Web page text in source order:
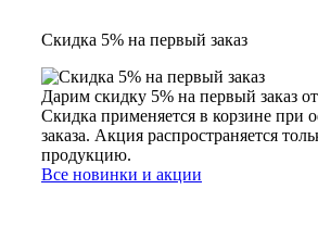
Скидка 5% на первый заказ
Дарим скидку 5% на первый заказ
Скидка применяется в корзине при
заказа. Акция распространяется
продукцию.
Все новинки и акции